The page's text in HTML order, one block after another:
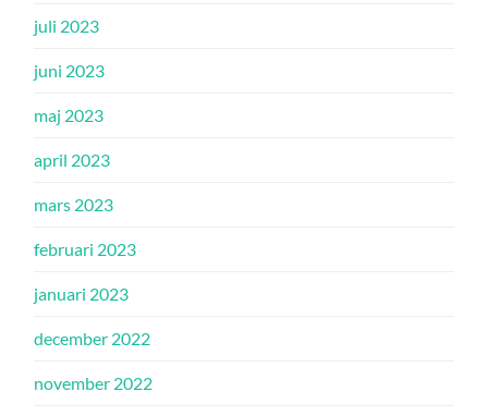
juli 2023
juni 2023
maj 2023
april 2023
mars 2023
februari 2023
januari 2023
december 2022
november 2022